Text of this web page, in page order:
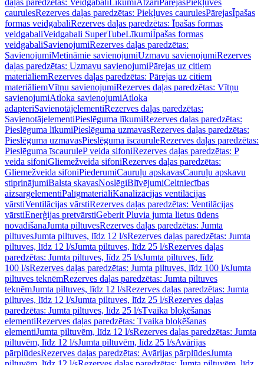
daļas paredzētas: Veidgabali LīkumiAtzari PārejasPiekļuves
caurulesRezerves daļas paredzētas: Piekļuves caurulesPārejasĪpašas
formas veidgabaliRezerves daļas paredzētas: Īpašas formas
veidgabaliVeidgabali SuperTubeLīkumiĪpašas formas
veidgabaliSavienojumiRezerves daļas paredzētas:
SavienojumiMetināmie savienojumiUzmavu savienojumiRezerves
daļas paredzētas: Uzmavu savienojumiPārejas uz citiem
materiāliemRezerves daļas paredzētas: Pārejas uz citiem
materiāliemVītņu savienojumiRezerves daļas paredzētas: Vītņu
savienojumiAtloka savienojumiAtloka
adapteriSavienotājelementiRezerves daļas paredzētas:
SavienotājelementiPieslēguma līkumiRezerves daļas paredzētas:
Pieslēguma līkumiPieslēguma uzmavasRezerves daļas paredzētas:
Pieslēguma uzmavasPieslēguma īscauruleRezerves daļas paredzētas:
Pieslēguma īscauruleP veida sifoniRezerves daļas paredzētas: P
veida sifoniGliemežveida sifoniRezerves daļas paredzētas:
Gliemežveida sifoniPiederumiCauruļu apskavasCauruļu apskavu
stiprinājumiBalsta skavasNoslēgiBlīvējumiCeltniecības
aizsargelementiPalīgmateriāliKanalizācijas ventilācijas
vārstiVentilācijas vārstiRezerves daļas paredzētas: Ventilācijas
vārstiEnerģijas pretvārstiGeberit Pluvia jumta lietus ūdens
novadīšanaJumta piltuvesRezerves daļas paredzētas: Jumta
piltuvesJumta piltuves, līdz 12 l/sRezerves daļas paredzētas: Jumta
piltuves, līdz 12 l/sJumta piltuves, līdz 25 l/sRezerves daļas
paredzētas: Jumta piltuves, līdz 25 l/sJumta piltuves, līdz
100 l/sRezerves daļas paredzētas: Jumta piltuves, līdz 100 l/sJumta
piltuves teknēmRezerves daļas paredzētas: Jumta piltuves
teknēmJumta piltuves, līdz 12 l/sRezerves daļas paredzētas: Jumta
piltuves, līdz 12 l/sJumta piltuves, līdz 25 l/sRezerves daļas
paredzētas: Jumta piltuves, līdz 25 l/sTvaika bloķēšanas
elementiRezerves daļas paredzētas: Tvaika bloķēšanas
elementiJumta piltuvēm, līdz 12 l/sRezerves daļas paredzētas: Jumta
piltuvēm, līdz 12 l/sJumta piltuvēm, līdz 25 l/sAvārijas
pārplūdesRezerves daļas paredzētas: Avārijas pārplūdesJumta